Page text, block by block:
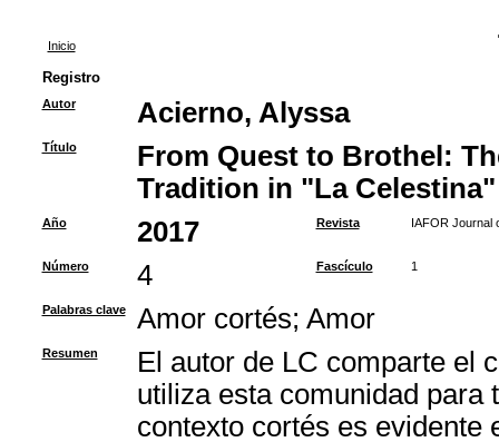
Inicio
Registro
Autor Acierno, Alyssa
Título
From Quest to Brothel:
Tradition in "La Celestina"
Año 2017 Revista IAFOR Journal
Número 4 Fascículo 1
Palabras clave Amor cortés; Amor
Resumen
El autor de LC comparte el
utiliza esta comunidad para
contexto cortés es evidente